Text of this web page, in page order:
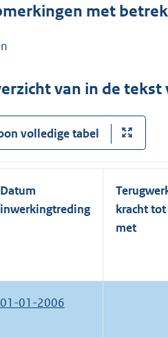
met
van in de
volledige tabel
Datum
inwerkingtreding
kracht tot
met
01-01-2006